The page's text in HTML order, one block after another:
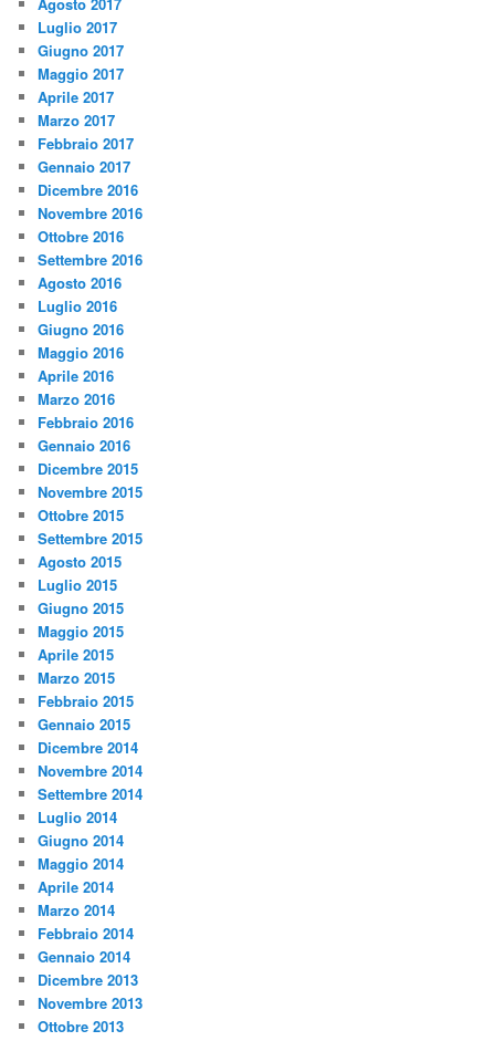
Luglio 2017
Giugno 2017
Maggio 2017
Aprile 2017
Marzo 2017
Febbraio 2017
Gennaio 2017
Dicembre 2016
Novembre 2016
Ottobre 2016
Settembre 2016
Agosto 2016
Luglio 2016
Giugno 2016
Maggio 2016
Aprile 2016
Marzo 2016
Febbraio 2016
Gennaio 2016
Dicembre 2015
Novembre 2015
Ottobre 2015
Settembre 2015
Agosto 2015
Luglio 2015
Giugno 2015
Maggio 2015
Aprile 2015
Marzo 2015
Febbraio 2015
Gennaio 2015
Dicembre 2014
Novembre 2014
Settembre 2014
Luglio 2014
Giugno 2014
Maggio 2014
Aprile 2014
Marzo 2014
Febbraio 2014
Gennaio 2014
Dicembre 2013
Novembre 2013
Ottobre 2013